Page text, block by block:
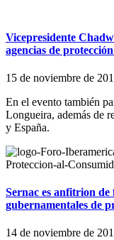
Vicepresidente
agencias de
15 de noviembre de
En el evento también
Longueira, además de
y España.
Sernac es anfitrion
gubernamentales de
14 de noviembre de